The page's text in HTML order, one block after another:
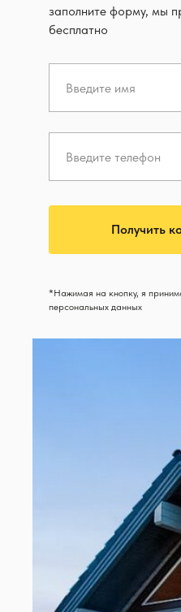
заполните форму, мы
бесплатно
Получить
*Нажимая на кнопку, я
персональных данных